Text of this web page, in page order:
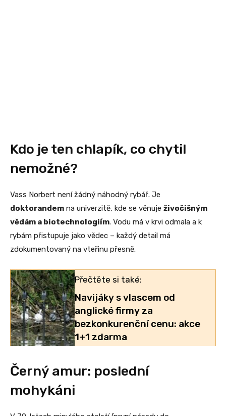
Kdo je ten chlapík, co chytil
nemožné?
Vass Norbert není žádný náhodný rybář. Je
doktorandem na univerzitě, kde se věnuje živočišným
vědám a biotechnologiím. Vodu má v krvi odmala a k
rybám přistupuje jako vědec – každý detail má
zdokumentovaný na vteřinu přesně.
Přečtěte si také:
Navijáky s vlascem od
anglické firmy za
bezkonkurenční cenu: akce
1+1 zdarma
Černý amur: poslední
mohykáni